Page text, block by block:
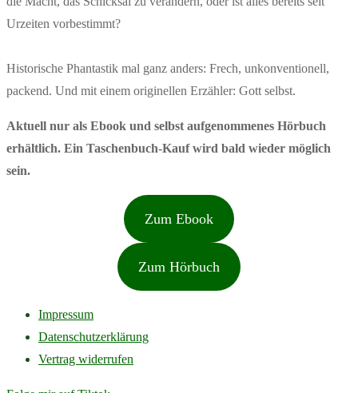
Urzeiten vorbestimmt?
Historische Phantastik mal ganz anders: Frech, unkonventionell,
packend. Und mit einem originellen Erzähler: Gott selbst.
Aktuell nur als Ebook und selbst aufgenommenes Hörbuch
erhältlich. Ein Taschenbuch-Kauf wird bald wieder möglich
sein.
Zum Ebook
Zum Hörbuch
Impressum
Datenschutzerklärung
Vertrag widerrufen